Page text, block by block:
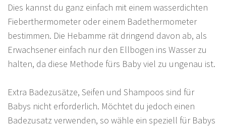
Dies kannst du ganz einfach mit einem wasserdichten
Fieberthermometer oder einem Badethermometer
bestimmen. Die Hebamme rät dringend davon ab, als
Erwachsener einfach nur den Ellbogen ins Wasser zu
halten, da diese Methode fürs Baby viel zu ungenau ist.
Extra Badezusätze, Seifen und Shampoos sind für
Babys nicht erforderlich. Möchtet du jedoch einen
Badezusatz verwenden, so wähle ein speziell für Babys